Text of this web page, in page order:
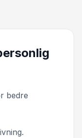
bedre